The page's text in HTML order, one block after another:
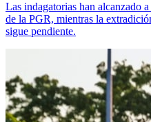
Las indagatorias han alcanzado
de la PGR, mientras la
sigue pendiente.